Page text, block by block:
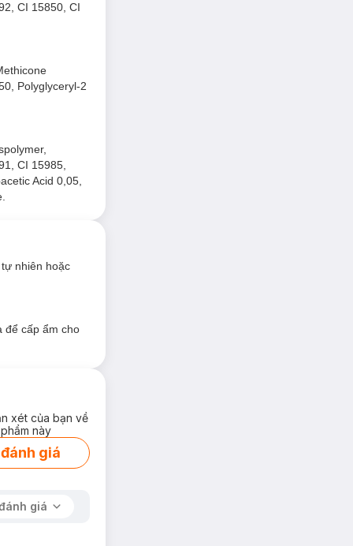
môi.
dài.
kiệm thời gian.
CI 15850, CI
Polyglyceryl-2
CI 15985,
Acid 0,05,
nhiên hoặc
để cấp ẩm cho
xét của bạn về
này
giá
giá